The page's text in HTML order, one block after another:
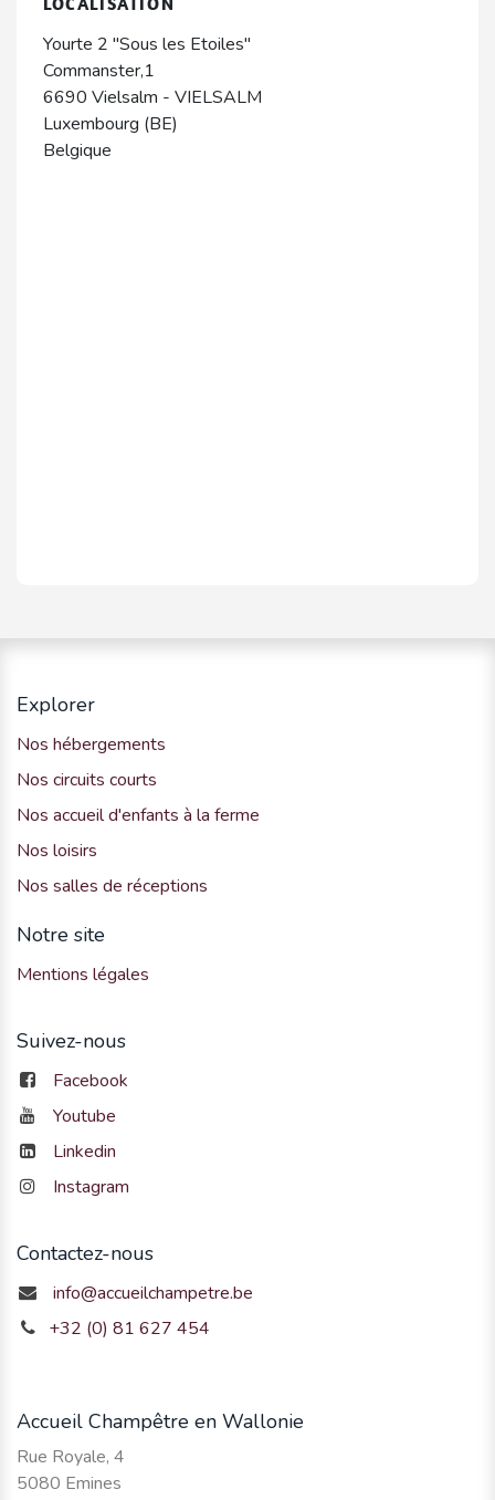
Yourte 2 "Sous les Etoiles"
Commanster,1
6690 Vielsalm - VIELSALM
Luxembourg (BE)
Belgique
Explorer
Nos hébergements
Nos circuits courts
Nos accueil d'enfants à la ferme
Nos loisirs
Nos salles de réceptions
Notre site
Mentions légales
Suivez-nous
Facebook
Youtube
Linkedin
Instagram
Contactez-nous
info@accueilchampetre.be
+32 (0) 81 627 454
Accueil Champêtre en Wallonie
Rue Royale, 4
5080 Emines